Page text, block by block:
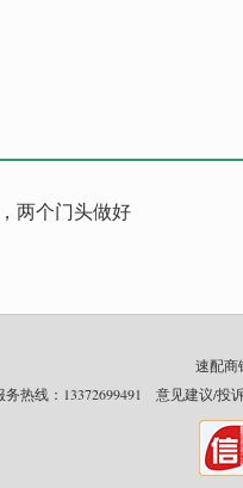
两个门头做好
速配商
务热线：13372699491 意见建议/投